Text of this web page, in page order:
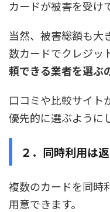
カードが被害を受け
当然、被害総額も大
数カードでクレジッ
頼できる業者を選ぶ
口コミや比較サイト
優先的に選ぶように
２．同時利用は
複数のカードを同時
用意できます。